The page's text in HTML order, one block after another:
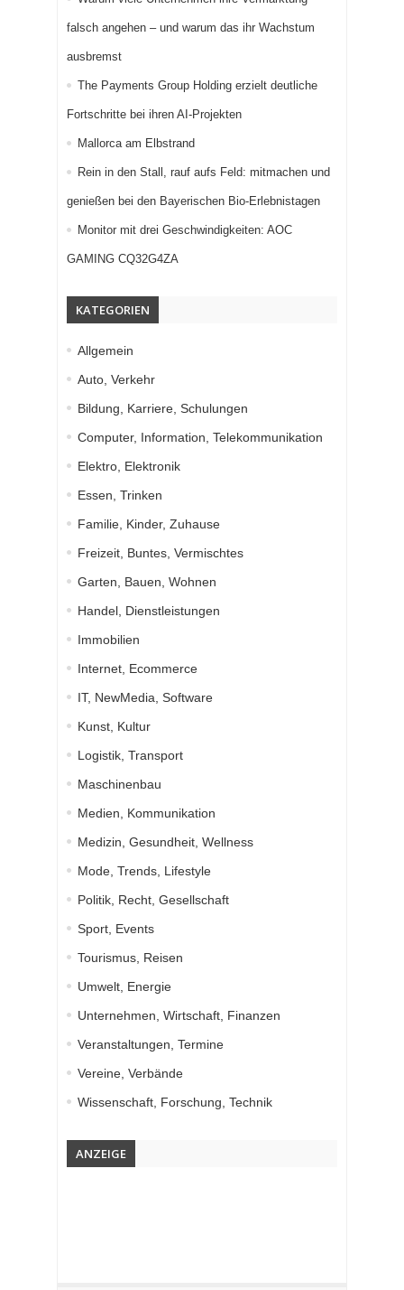
falsch angehen – und warum das ihr Wachstum
ausbremst
The Payments Group Holding erzielt deutliche
Fortschritte bei ihren AI-Projekten
Mallorca am Elbstrand
Rein in den Stall, rauf aufs Feld: mitmachen und
genießen bei den Bayerischen Bio-Erlebnistagen
Monitor mit drei Geschwindigkeiten: AOC
GAMING CQ32G4ZA
KATEGORIEN
Allgemein
Auto, Verkehr
Bildung, Karriere, Schulungen
Computer, Information, Telekommunikation
Elektro, Elektronik
Essen, Trinken
Familie, Kinder, Zuhause
Freizeit, Buntes, Vermischtes
Garten, Bauen, Wohnen
Handel, Dienstleistungen
Immobilien
Internet, Ecommerce
IT, NewMedia, Software
Kunst, Kultur
Logistik, Transport
Maschinenbau
Medien, Kommunikation
Medizin, Gesundheit, Wellness
Mode, Trends, Lifestyle
Politik, Recht, Gesellschaft
Sport, Events
Tourismus, Reisen
Umwelt, Energie
Unternehmen, Wirtschaft, Finanzen
Veranstaltungen, Termine
Vereine, Verbände
Wissenschaft, Forschung, Technik
ANZEIGE